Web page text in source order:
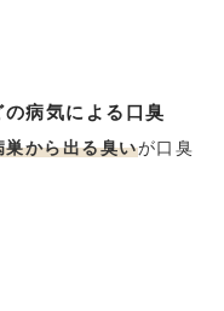
病気による口臭
巣から出る臭いが口臭